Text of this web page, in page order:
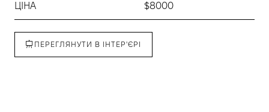
ЦІНА $8000
ПЕРЕГЛЯНУТИ В ІНТЕР'ЄРІ